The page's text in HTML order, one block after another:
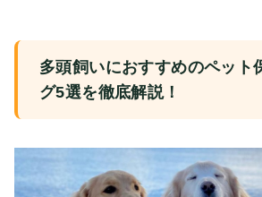
多頭飼いにおすすめのペット
グ5選を徹底解説！